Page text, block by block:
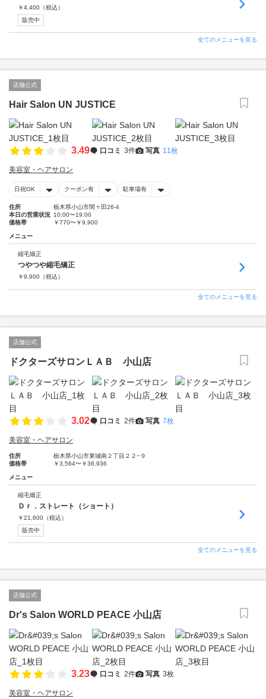
￥4,400 （税込）
販売中
全てのメニューを見る
店舗公式
Hair Salon UN JUSTICE
3.49 口コミ 3件 写真 11枚
美容室・ヘアサロン
日祝OK クーポン有 駐車場有
住所
栃木県小山市間々田26-4
本日の営業状況 10:00〜19:00
価格帯
￥770〜￥9,900
メニュー
縮毛矯正
つやつや縮毛矯正
￥9,900 （税込）
全てのメニューを見る
店舗公式
ドクターズサロンＬＡＢ 小山店
3.02 口コミ 2件 写真 7枚
美容室・ヘアサロン
住所
栃木県小山市東城南２丁目２２−９
価格帯
￥3,564〜￥36,936
メニュー
縮毛矯正
Ｄｒ．ストレート（ショート）
￥21,600 （税込）
販売中
全てのメニューを見る
店舗公式
Dr's Salon WORLD PEACE 小山店
3.23 口コミ 2件 写真 3枚
美容室・ヘアサロン